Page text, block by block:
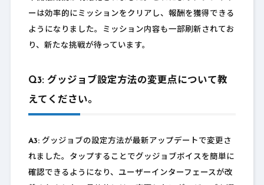
ーは効率的にミッションをクリアし、報酬を獲得できる
ようになりました。ミッション内容も一部刷新されてお
り、新たな挑戦が待っています。
Q3: グッジョブ設定方法の変更点について教
えてください。
A3:グッジョブの設定方法が最新アップデートで変更さ
れました。タップすることでグッジョブボイスを簡単に
確認できるようになり、ユーザーインターフェースが改